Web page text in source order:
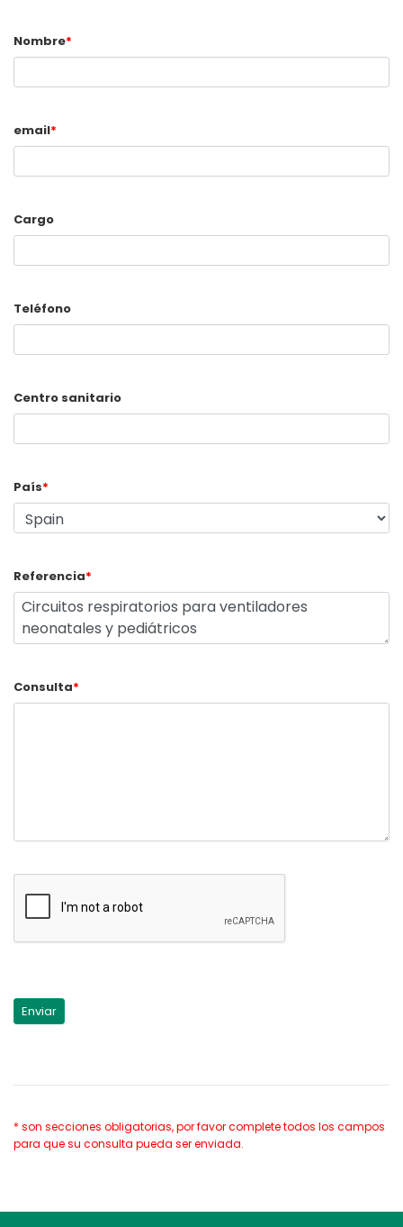
Nombre*
email*
Cargo
Teléfono
Centro sanitario
País*
Referencia*
Consulta*
* son secciones obligatorias, por favor complete todos los campos
para que su consulta pueda ser enviada.